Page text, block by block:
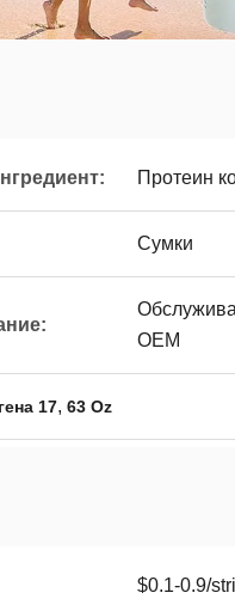
Протеин
Сумки
OEM
17, 63 Oz
$0.1-0.9/